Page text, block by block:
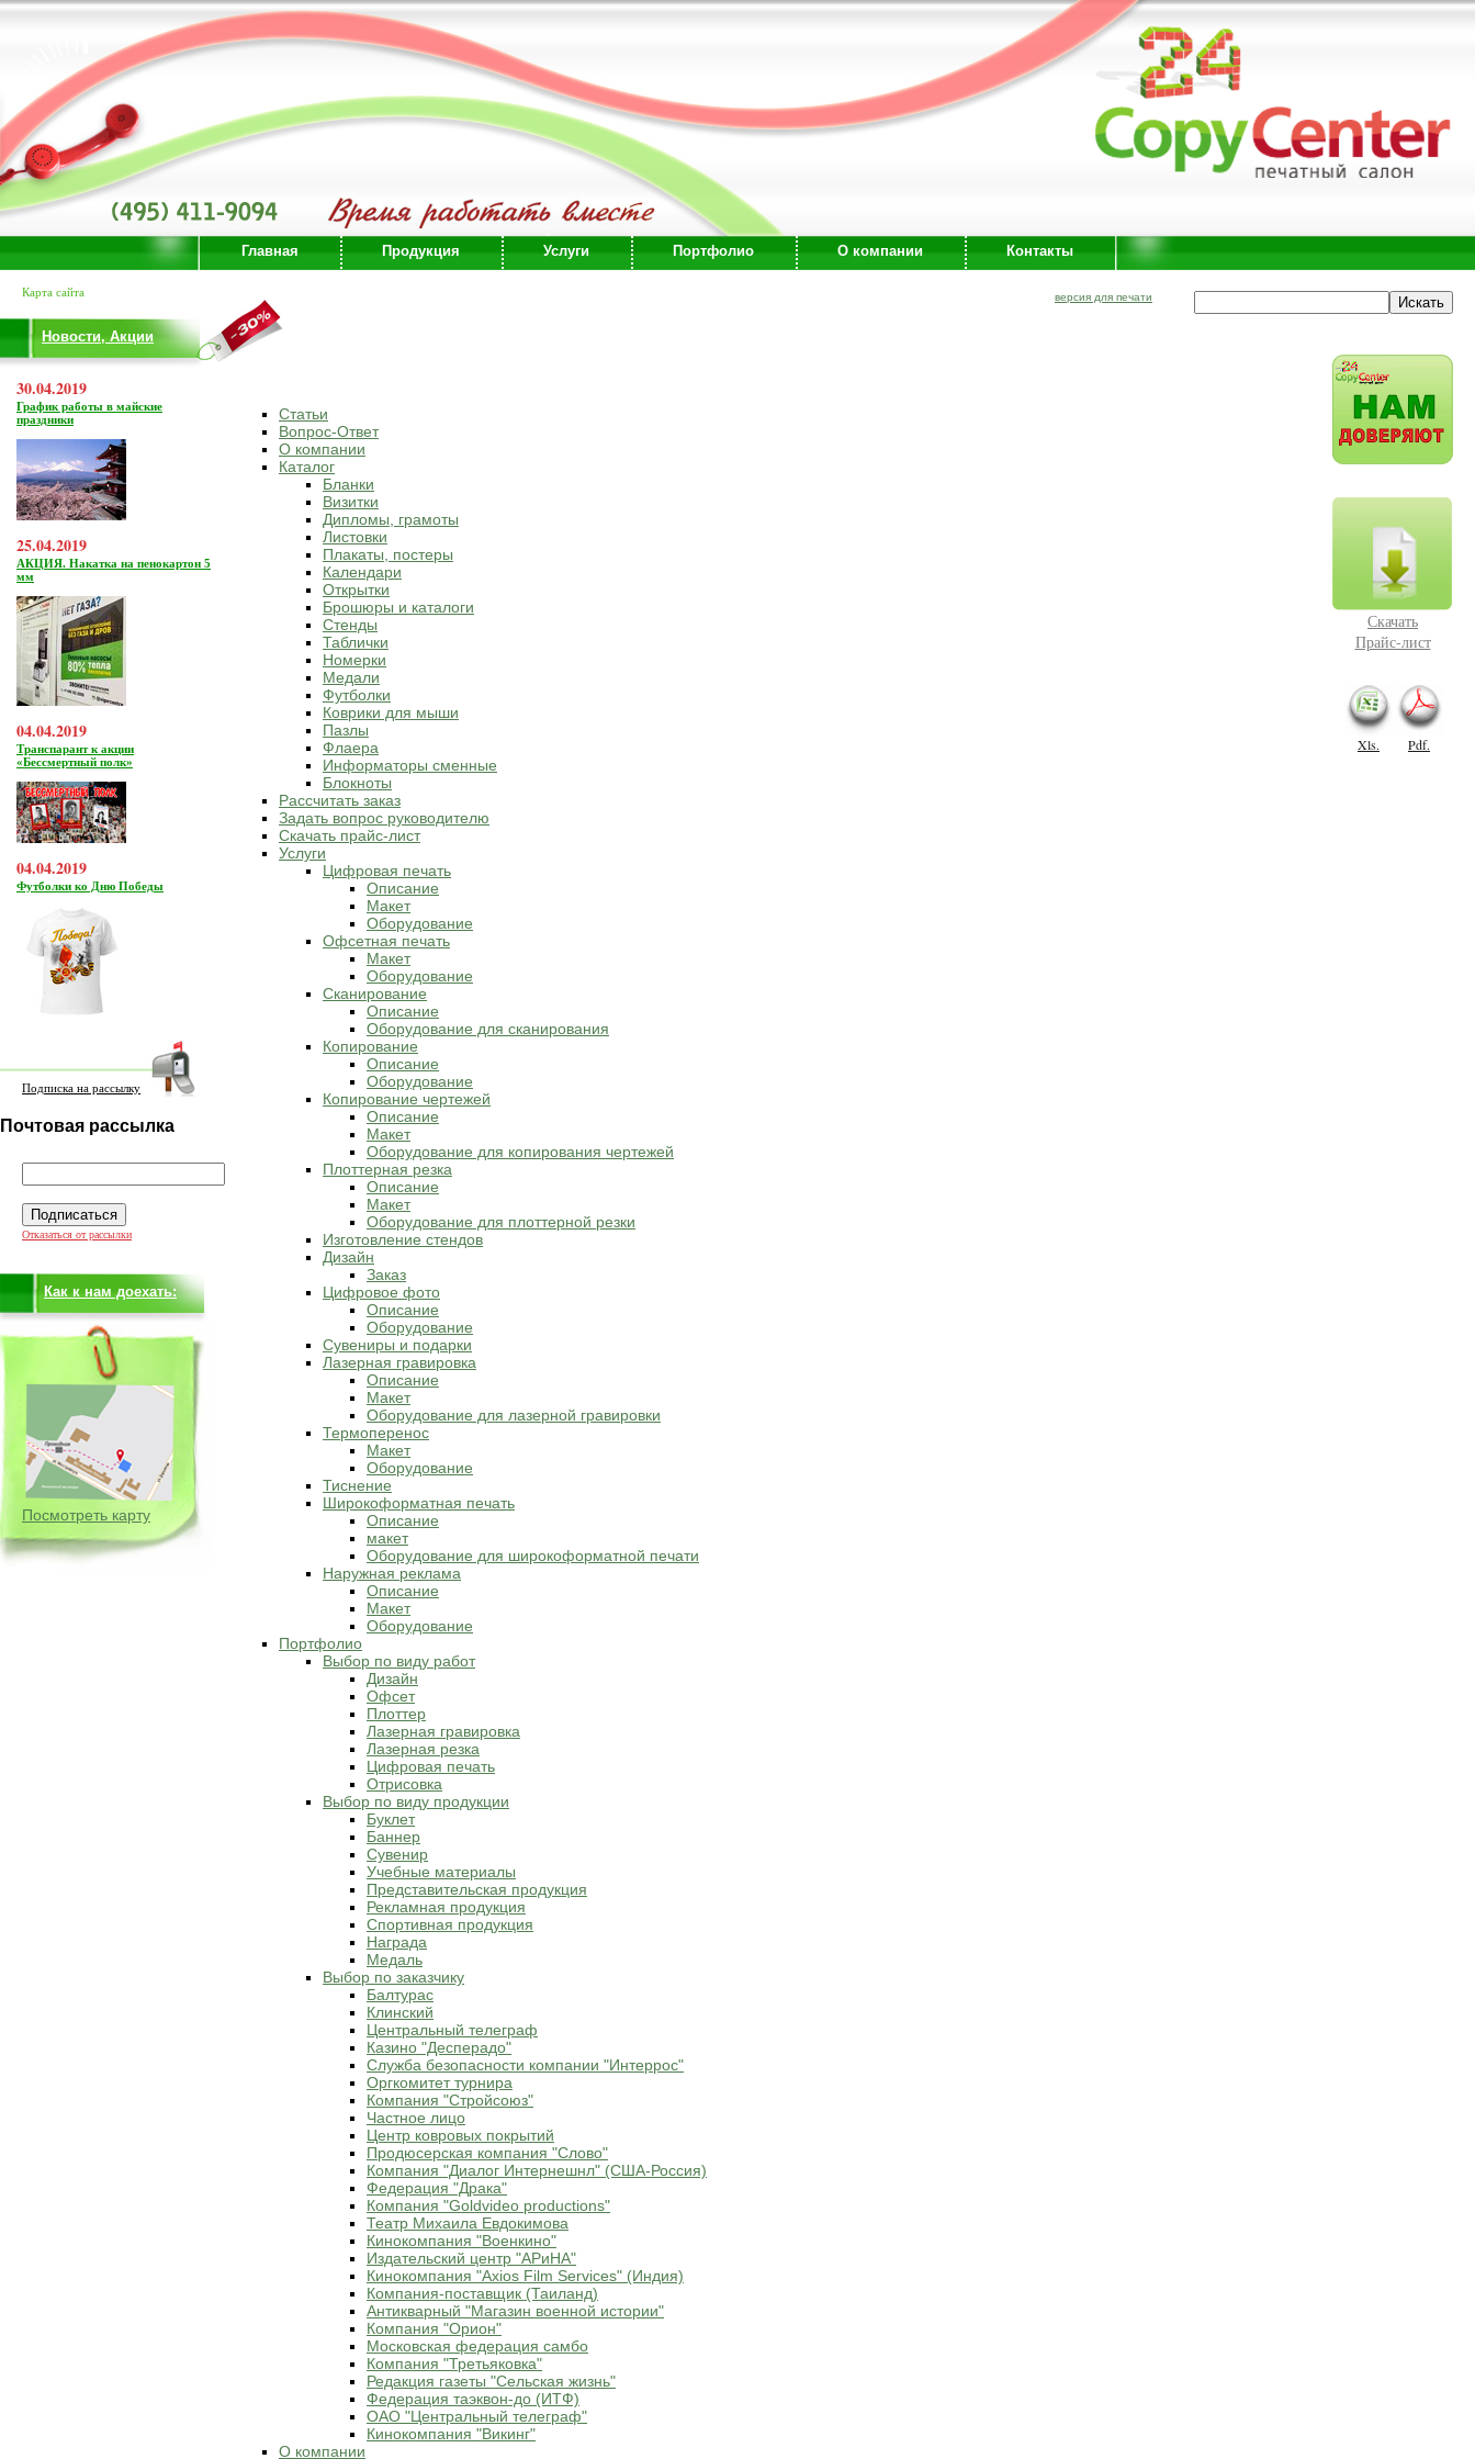
версия для печати
Главная Продукция Услуги Портфолио О компании Контакты
Карта сайта
Новости, Акции
30.04.2019
График работы в майские
праздники
25.04.2019
АКЦИЯ. Накатка на пенокартон 5
мм
04.04.2019
Транспарант к акции
«Бессмертный полк»
04.04.2019
Футболки ко Дню Победы
Подписка на рассылку
Почтовая рассылка
Отказаться от рассылки
Как к нам доехать:
Посмотреть карту
Скачать
Прайс-лист
Xls. Pdf.
Статьи
Вопрос-Ответ
О компании
Каталог
Бланки
Визитки
Дипломы, грамоты
Листовки
Плакаты, постеры
Календари
Открытки
Брошюры и каталоги
Стенды
Таблички
Номерки
Медали
Футболки
Коврики для мыши
Пазлы
Флаера
Информаторы сменные
Блокноты
Рассчитать заказ
Задать вопрос руководителю
Скачать прайс-лист
Услуги
Цифровая печать
Описание
Макет
Оборудование
Офсетная печать
Макет
Оборудование
Сканирование
Описание
Оборудование для сканирования
Копирование
Описание
Оборудование
Копирование чертежей
Описание
Макет
Оборудование для копирования чертежей
Плоттерная резка
Описание
Макет
Оборудование для плоттерной резки
Изготовление стендов
Дизайн
Заказ
Цифровое фото
Описание
Оборудование
Сувениры и подарки
Лазерная гравировка
Описание
Макет
Оборудование для лазерной гравировки
Термоперенос
Макет
Оборудование
Тиснение
Широкоформатная печать
Описание
макет
Оборудование для широкоформатной печати
Наружная реклама
Описание
Макет
Оборудование
Портфолио
Выбор по виду работ
Дизайн
Офсет
Плоттер
Лазерная гравировка
Лазерная резка
Цифровая печать
Отрисовка
Выбор по виду продукции
Буклет
Баннер
Сувенир
Учебные материалы
Представительская продукция
Рекламная продукция
Спортивная продукция
Награда
Медаль
Выбор по заказчику
Балтурас
Клинский
Центральный телеграф
Казино "Десперадо"
Служба безопасности компании "Интеррос"
Оргкомитет турнира
Компания "Стройсоюз"
Частное лицо
Центр ковровых покрытий
Продюсерская компания "Слово"
Компания "Диалог Интернешнл" (США-Россия)
Федерация "Драка"
Компания "Goldvideo productions"
Театр Михаила Евдокимова
Кинокомпания "Военкино"
Издательский центр "АРиНА"
Кинокомпания "Axios Film Services" (Индия)
Компания-поставщик (Таиланд)
Антикварный "Магазин военной истории"
Компания "Орион"
Московская федерация самбо
Компания "Третьяковка"
Редакция газеты "Сельская жизнь"
Федерация таэквон-до (ИТФ)
ОАО "Центральный телеграф"
Кинокомпания "Викинг"
О компании